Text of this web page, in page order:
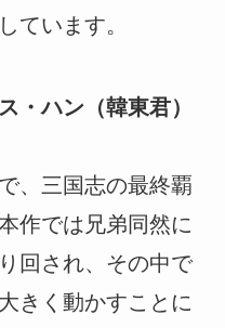
ています。
・ハン（韓東君）
、三国志の最終覇
作では兄弟同然に
回され、その中で
きく動かすことに